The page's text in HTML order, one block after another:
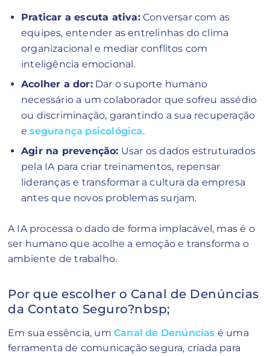
Praticar a escuta ativa:Conversar com as
equipes, entender as entrelinhas do clima
organizacional e mediar conflitos com
inteligência emocional.
Acolher a dor:Dar o suporte humano
necessário a um colaborador que sofreu assédio
ou discriminação, garantindo a sua recuperação
esegurança psicológica.
Agir na prevenção: Usar os dados estruturados
pela IA para criar treinamentos, repensar
lideranças e transformar a cultura da empresa
antes que novos problemas surjam.
A IA processa o dado de forma implacável, mas é o
ser humano que acolhe a emoção e transforma o
ambiente de trabalho.
Por que escolher o Canal de Denúncias
da Contato Seguro?nbsp;
Em sua essência, um Canal de Denúncias é uma
ferramenta de comunicação segura, criada para